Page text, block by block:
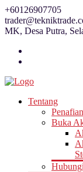
Skip
to
content
+60126907705
MK, Desa Putra,
Tentang
Buka
Hubungi